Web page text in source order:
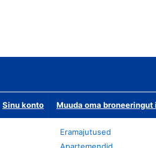
Sinu konto Muuda oma
Eramajutused